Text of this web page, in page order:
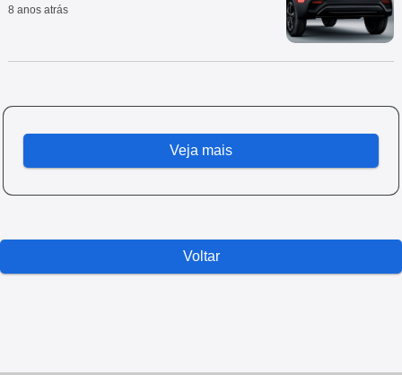
8 anos atrás
Veja mais
Voltar